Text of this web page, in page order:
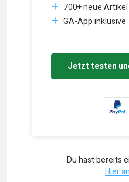
700+ neue
GA-App inklusive
Jetzt testen
Du hast bereits
Hier